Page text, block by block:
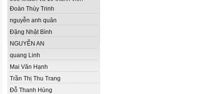
Đoàn Thùy Trinh
nguyễn anh quân
Đặng Nhật Bình
NGUYỄN AN
quang Linh
Mai Văn Hạnh
Trần Thị Thu Trang
Đỗ Thanh Hùng